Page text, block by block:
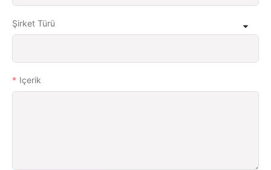
Şirket Türü
Içerik